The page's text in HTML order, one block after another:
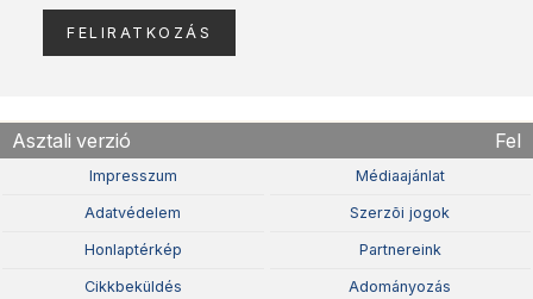
Asztali verzió Fel
Impresszum Médiaajánlat
Adatvédelem Szerzõi jogok
Honlaptérkép Partnereink
Cikkbeküldés Adományozás